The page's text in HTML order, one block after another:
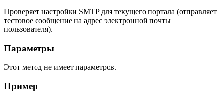
Проверяет настройки SMTP для текущего портала (отправляет
тестовое сообщение на адрес электронной почты
пользователя).
Параметры
Этот метод не имеет параметров.
Пример